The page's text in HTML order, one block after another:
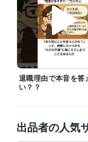
経験職種
マーケティング / ブラ
営業 / 技術営業 経
経営・マネジメント
管理 / 総務 経験年
人事 / 中途採用 経
職歴
医療系ベンチャー
個人事業主 2022年
退職理由で本音を答
い？？
出品者の人気